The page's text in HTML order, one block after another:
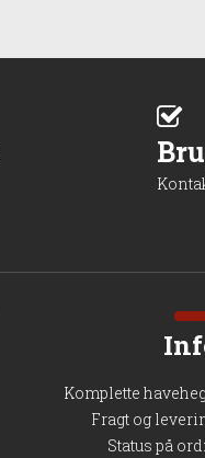
Komplette
Fragt og
Status på